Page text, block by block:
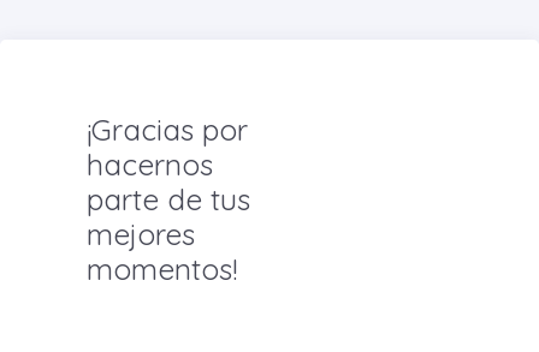
¡Gracias por
hacernos
parte de tus
mejores
momentos!